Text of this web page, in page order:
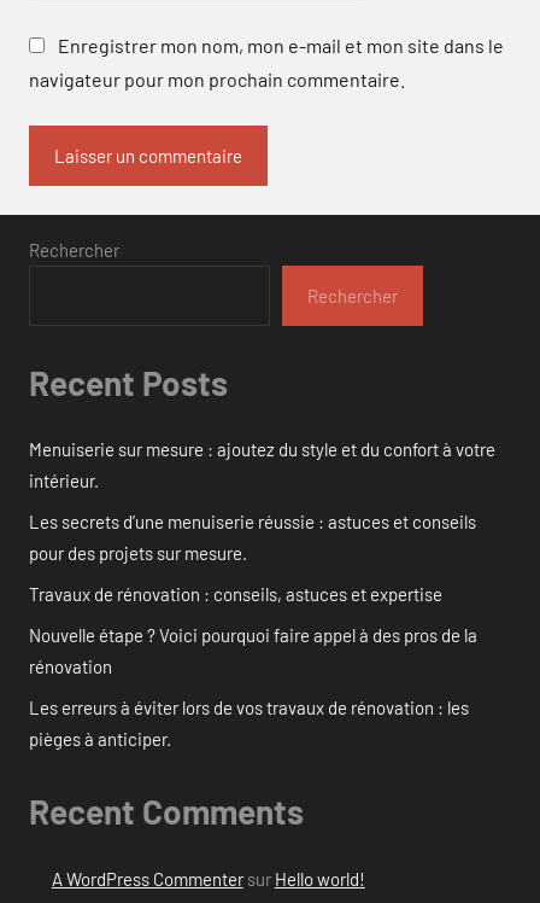
Enregistrer mon nom, mon e-mail et mon site dans le
navigateur pour mon prochain commentaire.
Rechercher
Rechercher
Recent Posts
Menuiserie sur mesure : ajoutez du style et du confort à votre
intérieur.
Les secrets d’une menuiserie réussie : astuces et conseils
pour des projets sur mesure.
Travaux de rénovation : conseils, astuces et expertise
Nouvelle étape ? Voici pourquoi faire appel à des pros de la
rénovation
Les erreurs à éviter lors de vos travaux de rénovation : les
pièges à anticiper.
Recent Comments
A WordPress Commentersur Hello world!